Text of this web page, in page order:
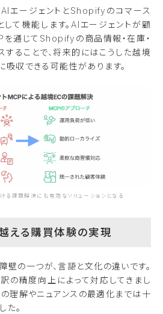
AIエージェントとShopifyのコマース
て機能します。AIエージェントが顧
を通じてShopifyの商品情報・在庫・
することで、将来的にはこうした越境
収できる可能性があります。
る課題解決にも有効なソリューションとなる
える購買体験の実現
の一つが、言語と文化の違いです。
の精度向上によって対応してきまし
理解やニュアンスの最適化までは十
た。